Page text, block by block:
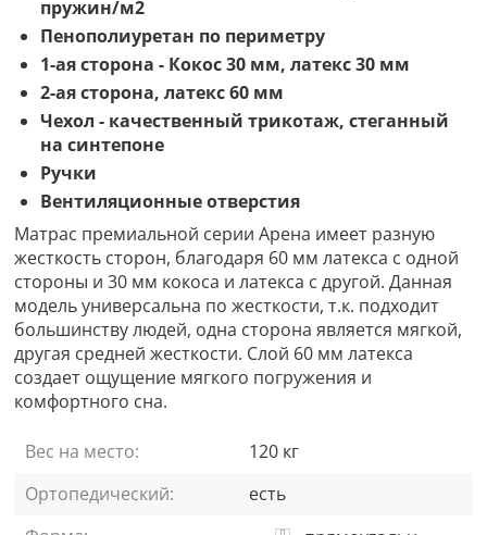
пружин/м2
Пенополиуретан по периметру
1-ая сторона - Кокос 30 мм, латекс 30 мм
2-ая сторона, латекс 60 мм
Чехол - качественный трикотаж, стеганный
на синтепоне
Ручки
Вентиляционные отверстия
Матрас премиальной серии Арена имеет разную
жесткость сторон, благодаря 60 мм латекса с одной
стороны и 30 мм кокоса и латекса с другой. Данная
модель универсальна по жесткости, т.к. подходит
большинству людей, одна сторона является мягкой,
другая средней жесткости. Слой 60 мм латекса
создает ощущение мягкого погружения и
комфортного сна.
Вес на место:
120 кг
Ортопедический:
есть